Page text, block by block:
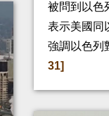
被問到以色
表示美國同
強調以色列
31]